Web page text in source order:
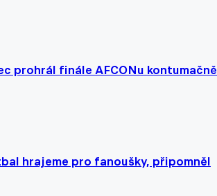
prohrál finále AFCONu kontumačně
hrajeme pro fanoušky, připomněl